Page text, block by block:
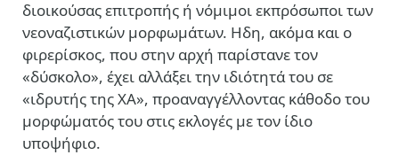
διοικούσας επιτροπής ή νόμιμοι εκπρόσωποι των
νεοναζιστικών μορφωμάτων. Ηδη, ακόμα και ο
φιρερίσκος, που στην αρχή παρίστανε τον
«δύσκολο», έχει αλλάξει την ιδιότητά του σε
«ιδρυτής της ΧΑ», προαναγγέλλοντας κάθοδο του
μορφώματός του στις εκλογές με τον ίδιο
υποψήφιο.